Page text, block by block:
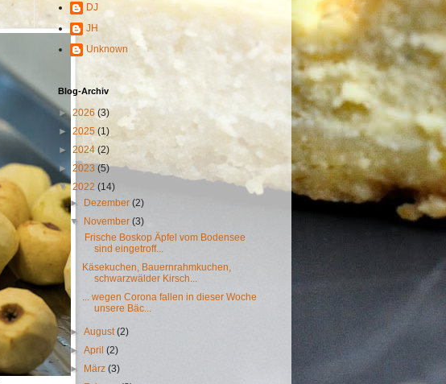
DJ
JH
Unknown
Blog-Archiv
►2026 (3)
► 2025 (1)
► 2024 (2)
► 2023 (5)
▼2022 (14)
► Dezember(2)
▼ November(3)
Frische Boskop Äpfel vom Bodensee
sind eingetroff...
Käsekuchen, Bauernrahmkuchen,
schwarzwälder Kirsch...
... wegen Corona fallen in dieser Woche
unsere Bäc...
►August(2)
►April(2)
► März(3)